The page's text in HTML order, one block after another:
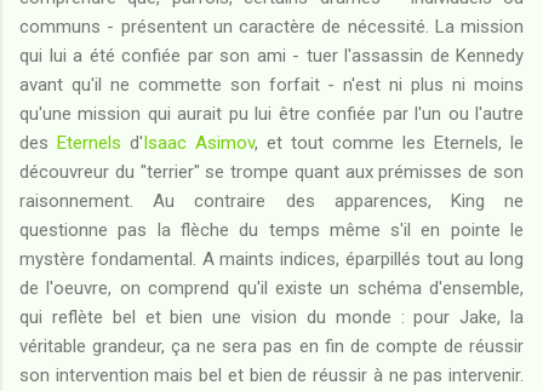
communs - présentent un caractère de nécessité. La mission
qui lui a été confiée par son ami - tuer l'assassin de Kennedy
avant qu'il ne commette son forfait - n'est ni plus ni moins
qu'une mission qui aurait pu lui être confiée par l'un ou l'autre
des Eternels d'Isaac Asimov, et tout comme les Eternels, le
découvreur du "terrier" se trompe quant aux prémisses de son
raisonnement. Au contraire des apparences, King ne
questionne pas la flèche du temps même s'il en pointe le
mystère fondamental. A maints indices, éparpillés tout au long
de l'oeuvre, on comprend qu'il existe un schéma d'ensemble,
qui reflète bel et bien une vision du monde : pour Jake, la
véritable grandeur, ça ne sera pas en fin de compte de réussir
son intervention mais bel et bien de réussir à ne pas intervenir.